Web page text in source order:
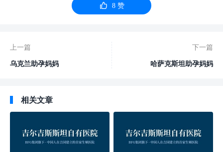
 8赞
上一篇
乌克兰助孕妈妈
下一篇
哈萨克斯坦助孕妈妈
相关文章